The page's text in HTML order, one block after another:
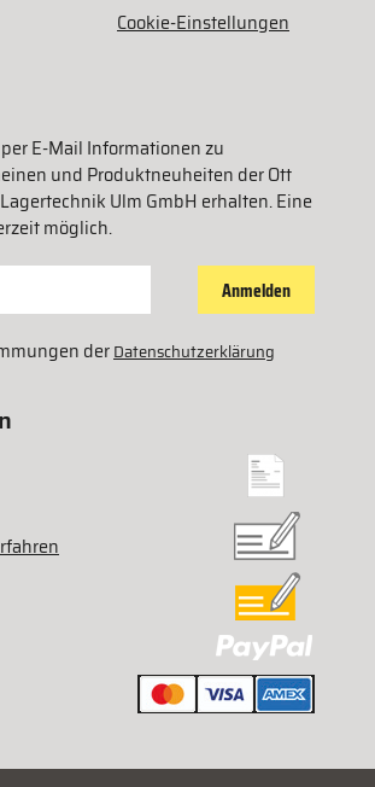
Cookie-Einstellungen
E-Mail Informationen zu
und Produktneuheiten der Ott
Ulm GmbH erhalten. Eine
möglich.
Anmelden
derDatenschutzerklärung